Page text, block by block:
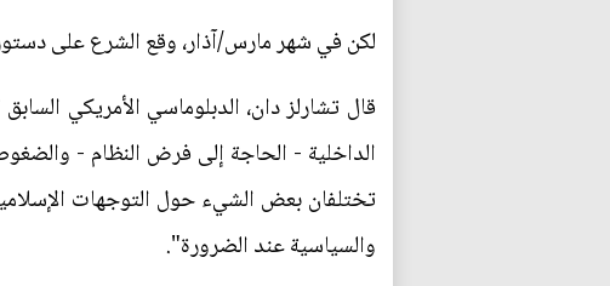
لكن في شهر مارس/آذار، وقع الشرع على
قال تشارلز دان، الدبلوماسي الأمريكي
الداخلية - الحاجة إلى فرض النظام -
تختلفان بعض الشيء حول التوجهات
والسياسية عند الضرورة".